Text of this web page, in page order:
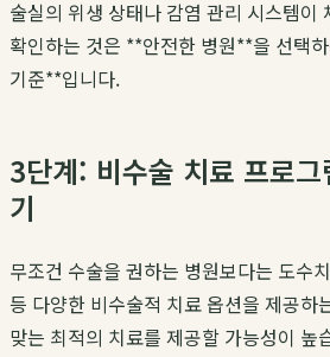
술실의 위생 상태나 감염 관리 시스템이
확인하는 것은 **안전한 병원**을 선택
기준**입니다.
3단계: 비수술 치료 프로
기
무조건 수술을 권하는 병원보다는 도수
등 다양한 비수술적 치료 옵션을 제공하
맞는 최적의 치료를 제공할 가능성이 높